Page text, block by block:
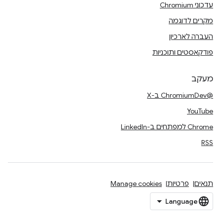
עדכוני Chromium
מקרים לדוגמה
העברה לארכיון
פודקאסטים ותוכניות
מעקב
@ChromiumDev ב-X
YouTube
Chrome למפתחים ב-LinkedIn
RSS
תנאים פרטיות Manage cookies